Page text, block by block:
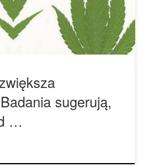
poradzić sobie […]
sugerują,
…